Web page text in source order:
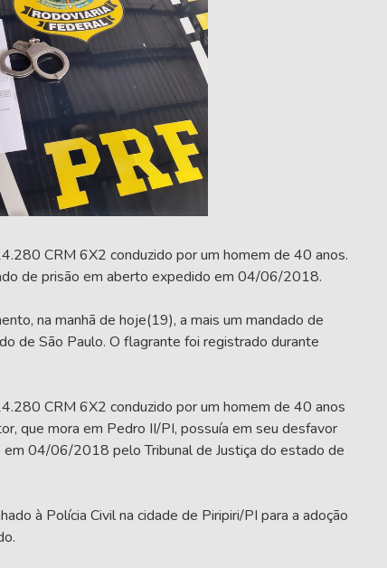
CRM 6X2 conduzido por um homem de 40 anos.
de prisão em aberto expedido em 04/06/2018.
na manhã de hoje(19), a mais um mandado de
de São Paulo. O flagrante foi registrado durante
CRM 6X2 conduzido por um homem de 40 anos
que mora em Pedro II/PI, possuía em seu desfavor
04/06/2018 pelo Tribunal de Justiça do estado de
à Polícia Civil na cidade de Piripiri/PI para a adoção